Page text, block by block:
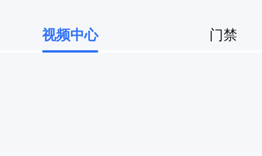
视频中心 门禁